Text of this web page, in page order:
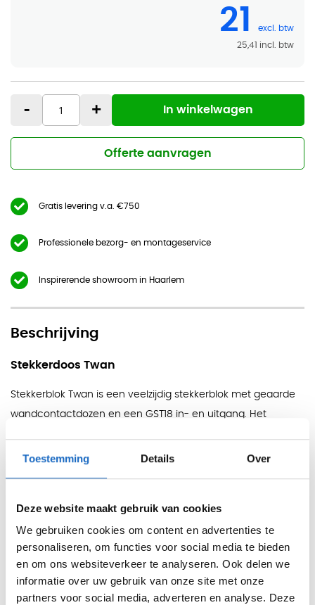
Toestemming Details Over
Deze website maakt gebruik van cookies
We gebruiken cookies om content en advertenties te
personaliseren, om functies voor social media te bieden
en om ons websiteverkeer te analyseren. Ook delen we
informatie over uw gebruik van onze site met onze
partners voor social media, adverteren en analyse. Deze
21
25,41
- + In winkelwagen
Offerte aanvragen
Gratis levering v.a. €750
Professionele bezorg- en montageservice
Inspirerende showroom in Haarlem
Beschrijving
Stekkerdoos Twan
Stekkerblok Twan is een veelzijdig stekkerblok met geaarde
wandcontactdozen en een GST18 in- en uitgang. Het
worden doorgekoppeld met GST18 koppelsnoeren. Sluit het
uitgerust met schroefboringen.
De stekkerdoos wordt standaard geleverd zonder
Specificaties